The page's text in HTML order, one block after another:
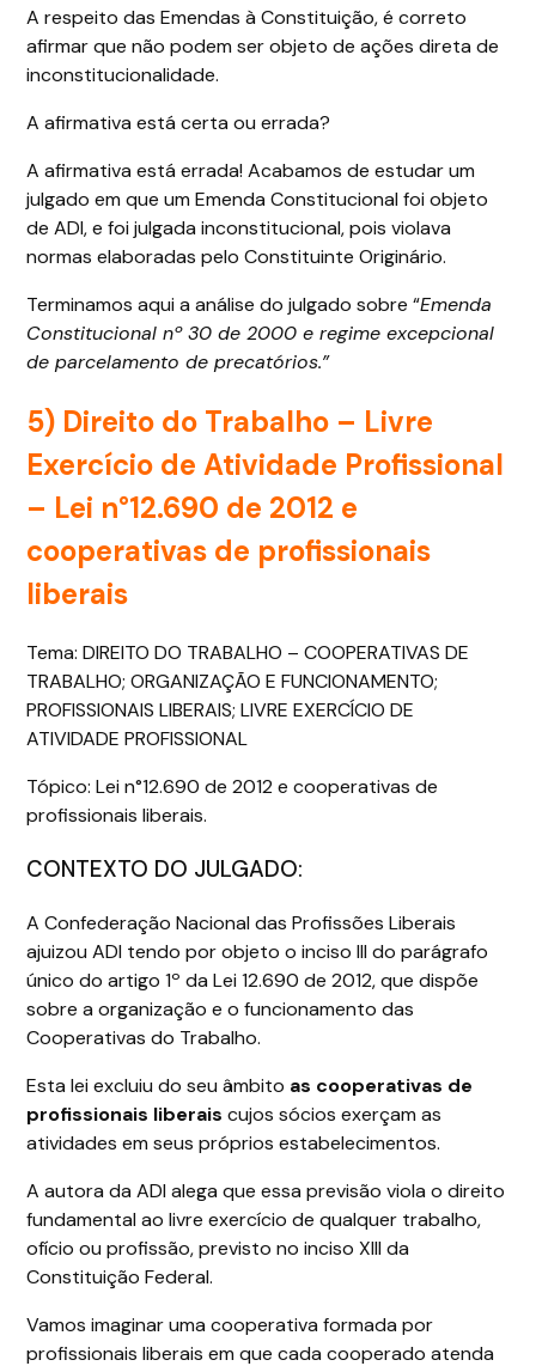
A respeito das Emendas à Constituição, é correto
afirmar que não podem ser objeto de ações direta de
inconstitucionalidade.
A afirmativa está certa ou errada?
A afirmativa está errada! Acabamos de estudar um
julgado em que um Emenda Constitucional foi objeto
de ADI, e foi julgada inconstitucional, pois violava
normas elaboradas pelo Constituinte Originário.
Terminamos aqui a análise do julgado sobre “Emenda
Constitucional nº 30 de 2000 e regime excepcional
de parcelamento de precatórios.”
5) Direito do Trabalho – Livre
Exercício de Atividade Profissional
– Lei n°12.690 de 2012 e
cooperativas de profissionais
liberais
Tema: DIREITO DO TRABALHO – COOPERATIVAS DE
TRABALHO; ORGANIZAÇÃO E FUNCIONAMENTO;
PROFISSIONAIS LIBERAIS; LIVRE EXERCÍCIO DE
ATIVIDADE PROFISSIONAL
Tópico: Lei n°12.690 de 2012 e cooperativas de
profissionais liberais.
CONTEXTO DO JULGADO:
A Confederação Nacional das Profissões Liberais
ajuizou ADI tendo por objeto o inciso III do parágrafo
único do artigo 1º da Lei 12.690 de 2012, que dispõe
sobre a organização e o funcionamento das
Cooperativas do Trabalho.
Esta lei excluiu do seu âmbito as cooperativas de
profissionais liberais cujos sócios exerçam as
atividades em seus próprios estabelecimentos.
A autora da ADI alega que essa previsão viola o direito
fundamental ao livre exercício de qualquer trabalho,
ofício ou profissão, previsto no inciso XIII da
Constituição Federal.
Vamos imaginar uma cooperativa formada por
profissionais liberais em que cada cooperado atenda